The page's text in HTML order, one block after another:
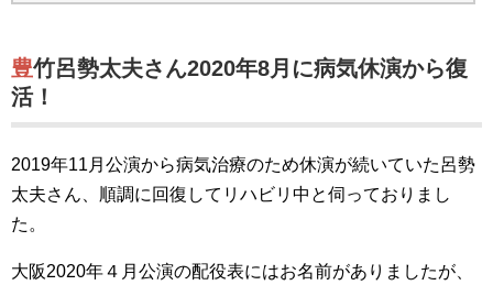
豊竹呂勢太夫さん2020年8月に病気休演から復
活！
2019年11月公演から病気治療のため休演が続いていた呂勢
太夫さん、順調に回復してリハビリ中と伺っておりまし
た。
大阪2020年４月公演の配役表にはお名前がありましたが、